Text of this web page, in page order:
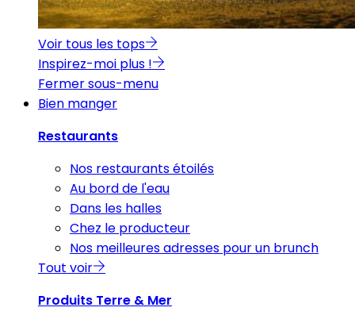
Voir tous les tops
Inspirez-moi plus !
Fermer sous-menu
Bien manger
Restaurants
Nos restaurants étoilés
Au bord de l'eau
Dans les halles
Chez le producteur
Nos meilleures adresses pour un brunch
Tout voir
Produits Terre & Mer